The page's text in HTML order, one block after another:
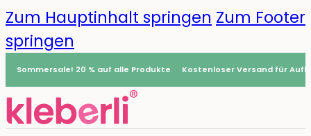
Zum Hauptinhalt springen Zum Footer
springen
Sommersale! 20 % auf alle Produkte Kostenloser Versand für